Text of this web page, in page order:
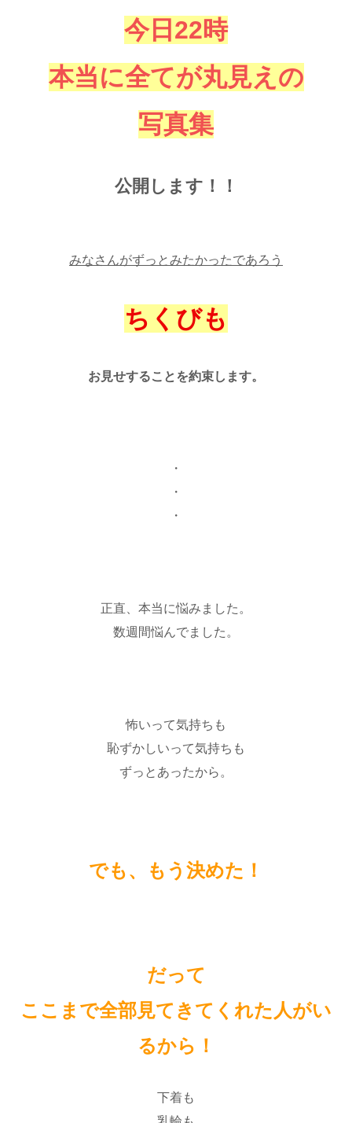
今日22時
本当に全てが丸見えの
写真集
公開します！！
みなさんがずっとみたかったであろう
ちくびも
お見せすることを約束します。
・
・
・
正直、本当に悩みました。
数週間悩んでました。
怖いって気持ちも
恥ずかしいって気持ちも
ずっとあったから。
でも、もう決めた！
だって
ここまで全部見てきてくれた人がい
るから！
下着も